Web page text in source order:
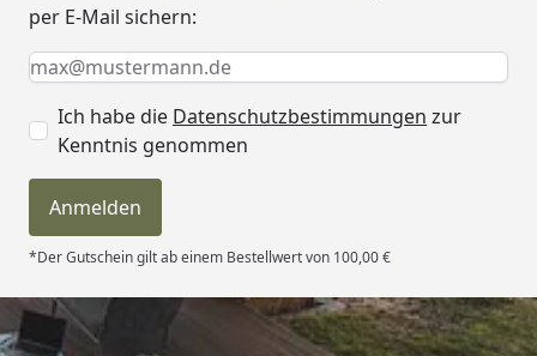
per E-Mail sichern:
Keine Eingabe erforderlich
Eingabe erforderlich
E-Mail *
Ich habe die Datenschutzbestimmungen zur
Kenntnis genommen
Anmelden
*Der Gutschein gilt ab einem Bestellwert von 100,00 €